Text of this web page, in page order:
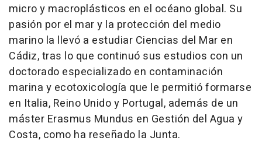
micro y macroplásticos en el océano global. Su
pasión por el mar y la protección del medio
marino la llevó a estudiar Ciencias del Mar en
Cádiz, tras lo que continuó sus estudios con un
doctorado especializado en contaminación
marina y ecotoxicología que le permitió formarse
en Italia, Reino Unido y Portugal, además de un
máster Erasmus Mundus en Gestión del Agua y
Costa, como ha reseñado la Junta.